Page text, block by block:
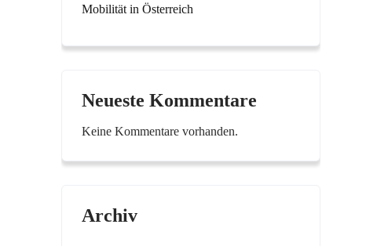
Mobilität in Österreich
Neueste Kommentare
Keine Kommentare vorhanden.
Archiv